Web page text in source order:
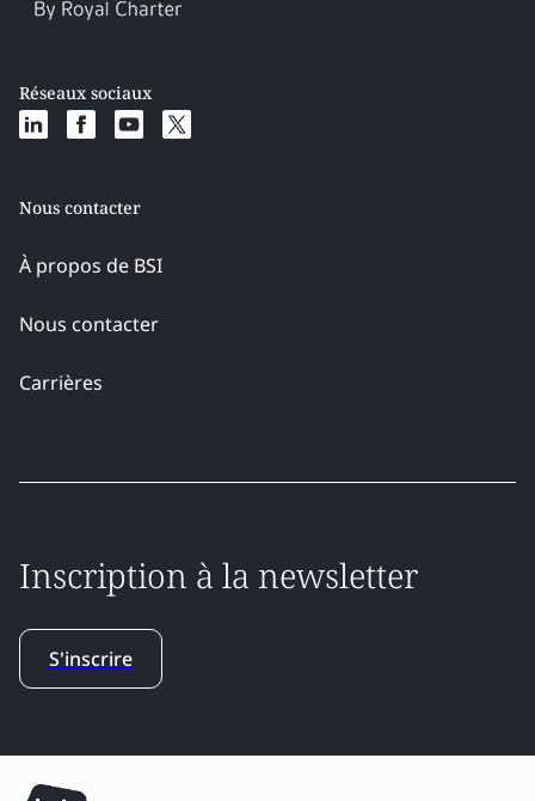
Réseaux sociaux
Nous contacter
À propos de BSI
Nous contacter
Carrières
Inscription à la newsletter
S'inscrire